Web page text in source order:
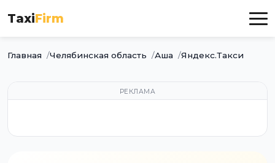
TaxiFirm
Главная Челябинская область Аша Яндекс.Такси
РЕКЛАМА